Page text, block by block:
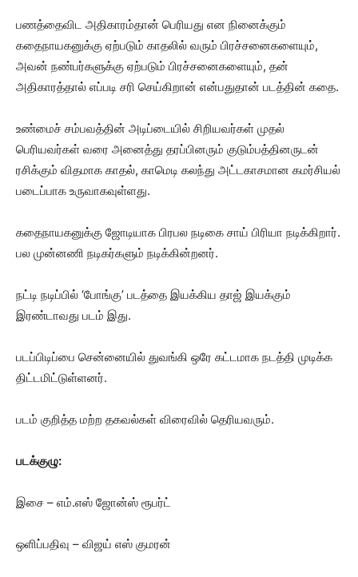
பணத்தைவிட அதிகாரம்தான் பெரியது என நினைக்கும்
கதைநாயகனுக்கு ஏற்படும் காதலில் வரும் பிரச்சனைகளையும்,
அவன் நண்பர்களுக்கு ஏற்படும் பிரச்சனைகளையும், தன்
அதிகாரத்தால் எப்படி சரி செய்கிறான் என்பதுதான் படத்தின் கதை.
உண்மைச் சம்பவத்தின் அடிப்டையில் சிறியவர்கள் முதல்
பெரியவர்கள் வரை அனைத்து தரப்பினரும் குடும்பத்தினருடன்
ரசிக்கும் விதமாக காதல், காமெடி கலந்து அட்டகாசமான கமர்சியல்
படைப்பாக உருவாகவுள்ளது.
கதைநாயகனுக்கு ஜோடியாக பிரபல நடிகை சாய் பிரியா நடிக்கிறார்.
பல முன்னணி நடிகர்களும் நடிக்கின்றனர்.
நட்டி நடிப்பில் ‘போங்கு’ படத்தை இயக்கிய தாஜ் இயக்கும்
இரண்டாவது படம் இது.
படப்பிடிப்பை சென்னையில் துவங்கி ஒரே கட்டமாக நடத்தி முடிக்க
திட்டமிட்டுள்ளனர்.
படம் குறித்த மற்ற தகவல்கள் விரைவில் தெரியவரும்.
படக்குழு:
இசை – எம்.எஸ் ஜோன்ஸ் ரூபர்ட்
ஒளிப்பதிவு – விஜய் எஸ் குமரன்